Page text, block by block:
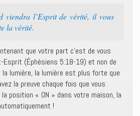
viendra l’Esprit de vérité, il vous
la vérité.
que votre part c’est de vous
Esprit (Éphésiens 5:18-19) et non de
lumière, la lumière est plus forte que
la preuve chaque fois que vous
position « ON » dans votre maison, la
!